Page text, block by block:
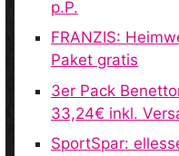
p.P.
FRANZIS:
Paket gratis
3er Pack
33,24€ inkl.
SportSpar: